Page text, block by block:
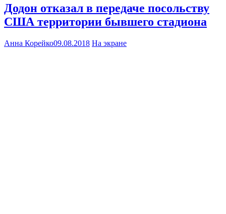
Додон отказал в передаче посольству
США территории бывшего стадиона
Анна Корейко09.08.2018 На экране